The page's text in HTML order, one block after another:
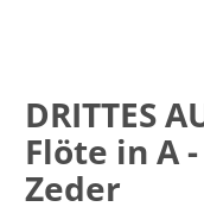
DRITTES
Flöte in A
Zeder